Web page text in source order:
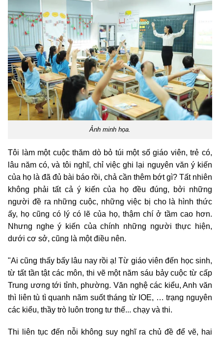
Ảnh minh họa.
Tôi làm một cuộc thăm dò bỏ túi một số giáo viên, trẻ có,
lâu năm có, và tôi nghĩ, chỉ việc ghi lại nguyên văn ý kiến
của họ là đã đủ bài báo rồi, chả cần thêm bớt gì? Tất nhiên
không phải tất cả ý kiến của họ đều đúng, bởi những
người đề ra những cuộc, những việc bị cho là hình thức
ấy, họ cũng có lý có lẽ của họ, thậm chí ở tầm cao hơn.
Nhưng nghe ý kiến của chính những người thực hiện,
dưới cơ sở, cũng là một điều nên.
"Ai cũng thấy bấy lâu nay rồi ạ! Từ giáo viên đến học sinh,
từ tất tần tật các môn, thi vẽ một năm sáu bảy cuộc từ cấp
Trung ương tới tỉnh, phường. Văn nghệ các kiểu, Anh văn
thì liên tù tì quanh năm suốt tháng từ IOE, … trạng nguyên
các kiểu, thầy trò luôn trong tư thế... chạy và thi.
Thi liên tục đến nỗi không suy nghĩ ra chủ đề để vẽ, hai